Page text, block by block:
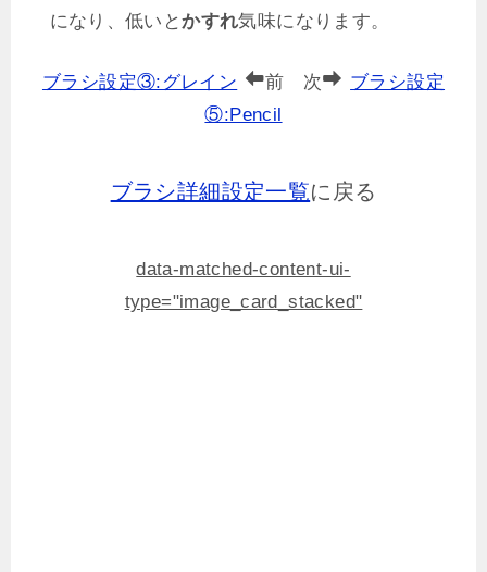
になり、低いとかすれ気味になります。
ブラシ設定③:グレイン 前 次
ブラシ設定
⑤:Pencil
ブラシ詳細設定一覧に戻る
data-matched-content-ui-
type="image_card_stacked"